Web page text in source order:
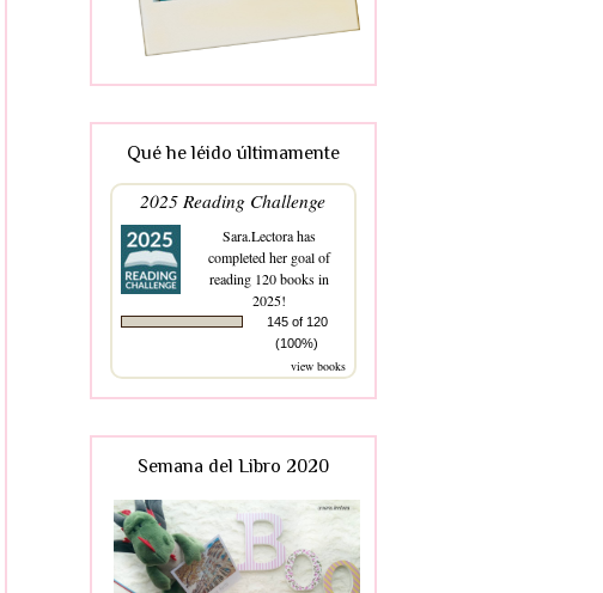
Qué he léido últimamente
2025 Reading Challenge
Sara.Lectorahas
completed her goal of
reading 120 books in
2025!
145 of 120
(100%)
view books
Semana del Libro 2020